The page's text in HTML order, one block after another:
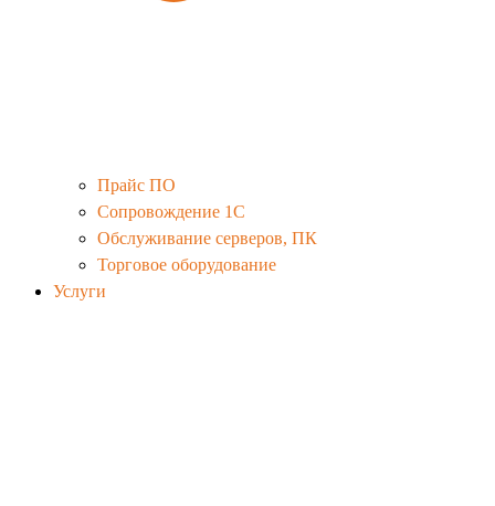
Прайс ПО
Сопровождение 1С
Обслуживание серверов, ПК
Торговое оборудование
Услуги